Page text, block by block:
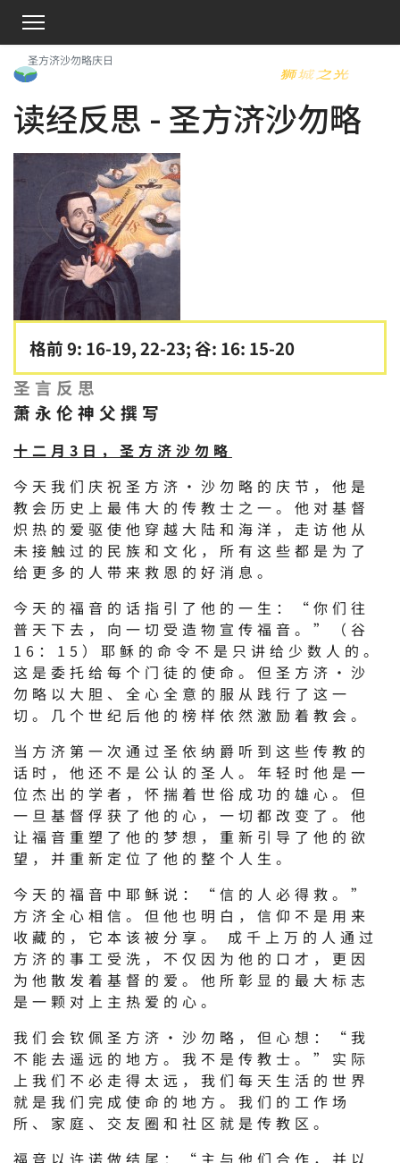
圣方济沙勿略庆日
读经反思 - 圣方济沙勿略
格前 9: 16-19, 22-23; 谷: 16: 15-20
圣言反思
萧永伦神父撰写
十二月3日，圣方济沙勿略
今天我们庆祝圣方济·沙勿略的庆节，他是
教会历史上最伟大的传教士之一。他对基督
炽热的爱驱使他穿越大陆和海洋，走访他从
未接触过的民族和文化，所有这些都是为了
给更多的人带来救恩的好消息。
今天的福音的话指引了他的一生：“你们往
普天下去，向一切受造物宣传福音。”（谷
16：15）耶稣的命令不是只讲给少数人的。
这是委托给每个门徒的使命。但圣方济·沙
勿略以大胆、全心全意的服从践行了这一
切。几个世纪后他的榜样依然激励着教会。
当方济第一次通过圣依纳爵听到这些传教的
话时，他还不是公认的圣人。年轻时他是一
位杰出的学者，怀揣着世俗成功的雄心。但
一旦基督俘获了他的心，一切都改变了。他
让福音重塑了他的梦想，重新引导了他的欲
望，并重新定位了他的整个人生。
今天的福音中耶稣说：“信的人必得救。”
方济全心相信。但他也明白，信仰不是用来
收藏的，它本该被分享。 成千上万的人通过
方济的事工受洗，不仅因为他的口才，更因
为他散发着基督的爱。他所彰显的最大标志
是一颗对上主热爱的心。
我们会钦佩圣方济·沙勿略，但心想：“我
不能去遥远的地方。我不是传教士。”实际
上我们不必走得太远，我们每天生活的世界
就是我们完成使命的地方。我们的工作场
所、家庭、交友圈和社区就是传教区。
福音以许诺做结尾：“主与他们合作，并以